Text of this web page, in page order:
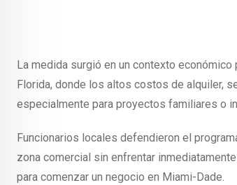
La medida surgió en un contexto
Florida, donde los altos costos de alquiler,
especialmente para proyectos familiares o
Funcionarios locales defendieron el
zona comercial sin enfrentar
para comenzar un negocio en Miami-Dade.